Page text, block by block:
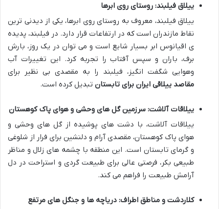
ییلاق فیلبند: روستای روی ابرها
ییلاق فیلبند، معروف به روستای روی ابرها، یکی از دیدنی ترین
نقاط مازندران است که در ارتفاعات قرار دارد. در فیلبند، پدیده
ی اقیانوس ابر بسیار شایع است و می توان در یک روز، بارش
برف، باران و سپس آفتاب را تجربه کرد. این تغییرات آب
وهوایی شگفت انگیز، فیلبند را به مقصدی بی نظیر برای
مقاصد ییلاقی ایران برای تابستان تبدیل کرده است.
ییلاقات آلاشت: سرزمین گل های وحشی و هوای پاک کوهستان
ییلاقات آلاشت، با دشت های پوشیده از گل های وحشی و
هوای پاک کوهستان، مقصدی آرام و دلنشین برای فرار از شلوغی
و گرمای تابستان است. این منطقه با چشمه های زلال و مناظر
طبیعی بکر، فرصتی عالی برای طبیعت گردی و استراحت در دل
آرامش طبیعت را فراهم می کند.
کلاردشت و مناطق اطراف: دریاچه ها و جنگل های مرتفع